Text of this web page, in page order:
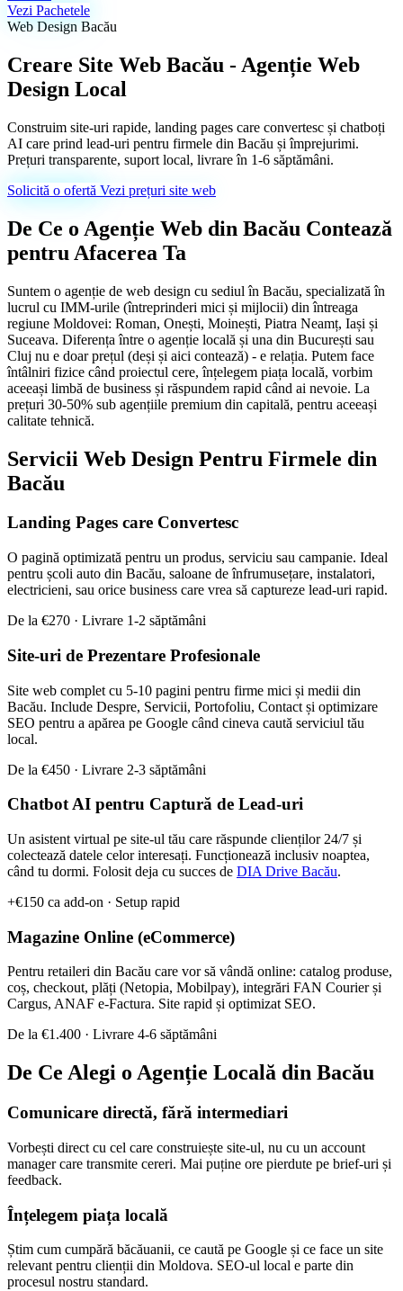
Creare Site Prezentare
Site-uri rapide, ușor de găsit pe Google
Creare Magazin Online
eCommerce cu plăți și inventar integrat
Creare Logo
Identitate vizuală pentru brandul tău
Pachete & Prețuri
Prețuri vizibile, fără surprize. Comparativ Landing / Landing+
/ Business.
Mini-Audit Gratuit
Verificare site existent (viteză, SEO, mobile)
Prețuri Site IMM 2026
Vezi Pachetele
Web Design Bacău
Creare Site Web Bacău - Agenție Web
Design Local
Construim site-uri rapide, landing pages care convertesc și chatboți
AI care prind lead-uri pentru firmele din Bacău și împrejurimi.
Prețuri transparente, suport local, livrare în 1-6 săptămâni.
Solicită o ofertă Vezi prețuri site web
De Ce o Agenție Web din Bacău Contează
pentru Afacerea Ta
Suntem o agenție de web design cu sediul în Bacău, specializată în
lucrul cu IMM-urile (întreprinderi mici și mijlocii) din întreaga
regiune Moldovei: Roman, Onești, Moinești, Piatra Neamț, Iași și
Suceava. Diferența între o agenție locală și una din București sau
Cluj nu e doar prețul (deși și aici contează) - e relația. Putem face
întâlniri fizice când proiectul cere, înțelegem piața locală, vorbim
aceeași limbă de business și răspundem rapid când ai nevoie. La
prețuri 30-50% sub agențiile premium din capitală, pentru aceeași
calitate tehnică.
Servicii Web Design Pentru Firmele din
Bacău
Landing Pages care Convertesc
O pagină optimizată pentru un produs, serviciu sau campanie. Ideal
pentru școli auto din Bacău, saloane de înfrumusețare, instalatori,
electricieni, sau orice business care vrea să captureze lead-uri rapid.
De la €270 · Livrare 1-2 săptămâni
Site-uri de Prezentare Profesionale
Site web complet cu 5-10 pagini pentru firme mici și medii din
Bacău. Include Despre, Servicii, Portofoliu, Contact și optimizare
SEO pentru a apărea pe Google când cineva caută serviciul tău
local.
De la €450 · Livrare 2-3 săptămâni
Chatbot AI pentru Captură de Lead-uri
Un asistent virtual pe site-ul tău care răspunde clienților 24/7 și
colectează datele celor interesați. Funcționează inclusiv noaptea,
când tu dormi. Folosit deja cu succes de DIA Drive Bacău.
+€150 ca add-on · Setup rapid
Magazine Online (eCommerce)
Pentru retaileri din Bacău care vor să vândă online: catalog produse,
coș, checkout, plăți (Netopia, Mobilpay), integrări FAN Courier și
Cargus, ANAF e-Factura. Site rapid și optimizat SEO.
De la €1.400 · Livrare 4-6 săptămâni
De Ce Alegi o Agenție Locală din Bacău
Comunicare directă, fără intermediari
Vorbești direct cu cel care construiește site-ul, nu cu un account
manager care transmite cereri. Mai puține ore pierdute pe brief-uri și
feedback.
Înțelegem piața locală
Știm cum cumpără băcăuanii, ce caută pe Google și ce face un site
relevant pentru clienții din Moldova. SEO-ul local e parte din
procesul nostru standard.